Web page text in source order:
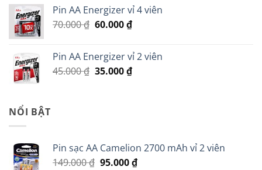
299.000 ₫.là:
Pin AA Energizer vỉ 4 viên
70.000₫ Giá
70.000 ₫.
60.000₫Giá
là:
60.000 ₫.
Pin AA Energizer vỉ 2 viên
45.000₫ Giá
35.000₫Giá
NỔI BẬT
Pin sạc AA Camelion 2700 mAh vỉ 2 viên
149.000₫ Giá
95.000₫Giá